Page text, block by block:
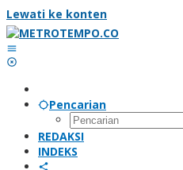
Lewati ke konten
Pencarian
REDAKSI
INDEKS